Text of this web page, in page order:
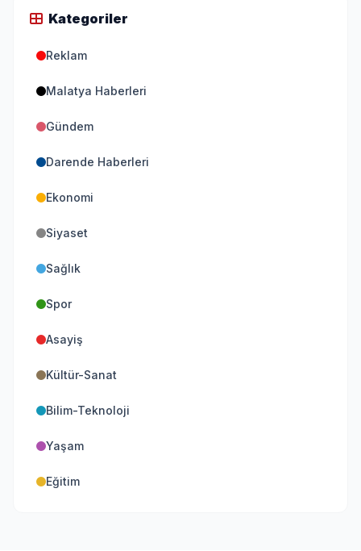
Kategoriler
Reklam
Malatya Haberleri
Gündem
Darende Haberleri
Ekonomi
Siyaset
Sağlık
Spor
Asayiş
Kültür-Sanat
Bilim-Teknoloji
Yaşam
Eğitim